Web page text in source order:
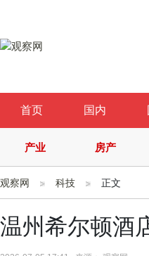
首页 国内
产业 房产
观察网 科技 正文
温州希尔顿酒